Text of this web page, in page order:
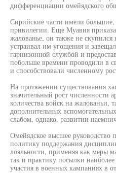
дифференциации омейядского
Сирийские части имели большие,
привилегии. Еще Муавия
жалованье, он также не
устраивал им угощения и
гарнизонной службой и
побольше времени проводили в
и способствовали численному
На протяжении существования
значительный рост численности
количества войск на жалованьи,
дополнительных
слабом, однако, развитии
Омейядское высшее руководство
политику поддержания
лояльности, применяя как меры
так и практику посылки
участия в военных кампаниях в